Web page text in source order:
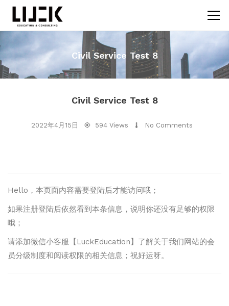
Civil Service Test 8
Civil Service Test 8
2022年4月15日 594 Views No Comments
Hello，本页面内容需要登陆后才能访问哦；
如果注册登陆后依然看到本条信息，说明你还没有足够的权限
哦；
请添加微信小客服【LuckEducation】了解关于我们网站的会
员分级制度和阅读权限的相关信息；祝好运呀。